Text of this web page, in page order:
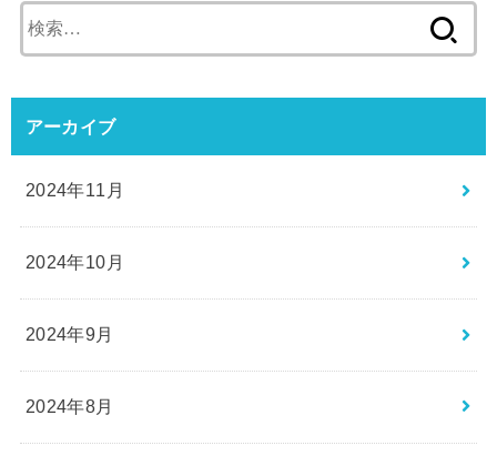
索:
アーカイブ
2024年11月
2024年10月
2024年9月
2024年8月